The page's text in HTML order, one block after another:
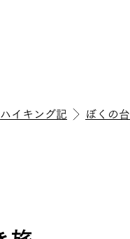
ハイキング記 ぼくの